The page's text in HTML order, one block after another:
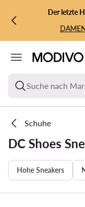
ZUM HAUPTINHALT
ZUR SUCHEDer letzte
Suche nach
Schuhe
DC Shoes
Hohe Sneakers